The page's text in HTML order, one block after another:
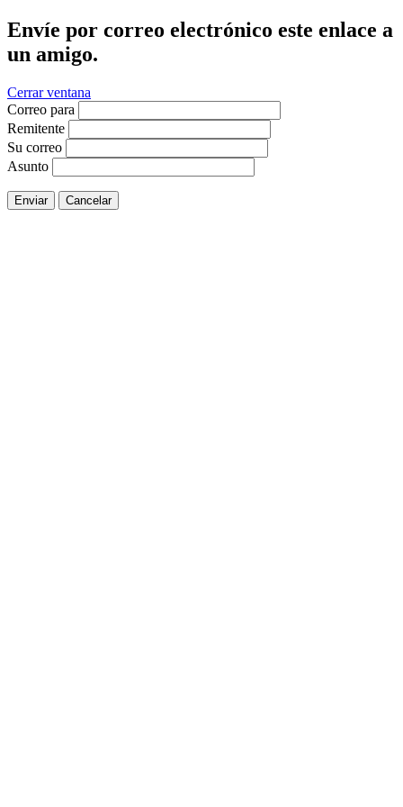
Envíe por correo electrónico este enlace a
un amigo.
Cerrar ventana
Correo para
Remitente
Su correo
Asunto
Enviar Cancelar